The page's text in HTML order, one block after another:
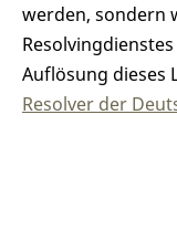
werden, sondern
Auflösung dieses
Resolver der